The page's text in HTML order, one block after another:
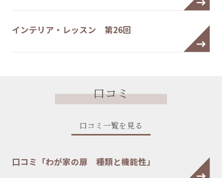
インテリア・レッスン 第26回
口コミ
口コミ一覧を見る
口コミ「わが家の扉 種類と機能性」